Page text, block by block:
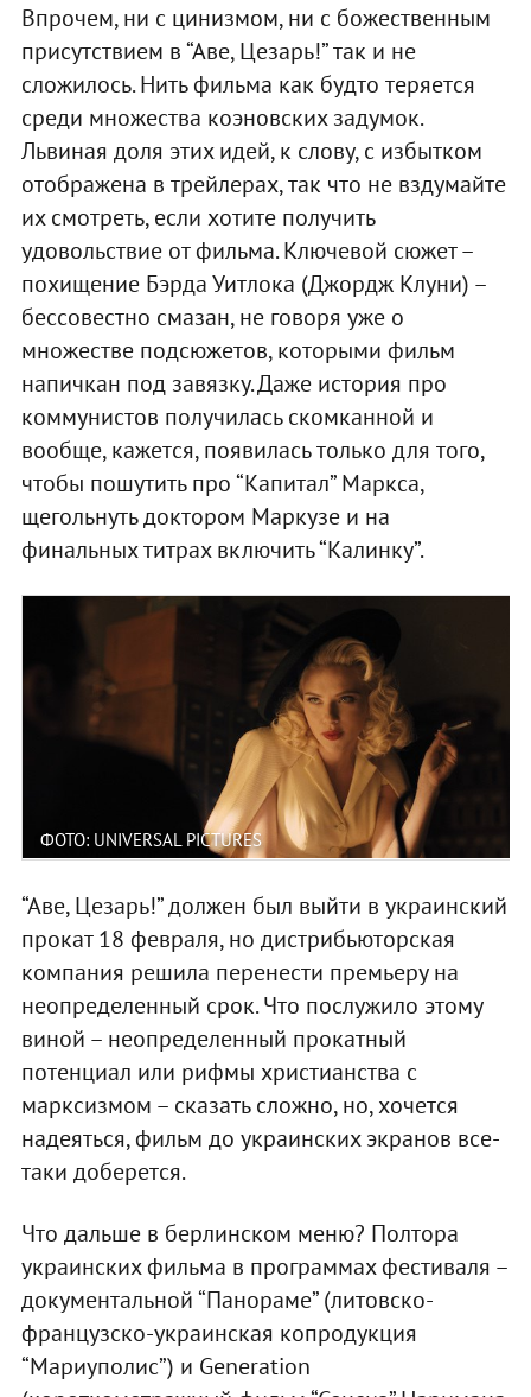
Впрочем, ни с цинизмом, ни с божественным
присутствием в “Аве, Цезарь!” так и не
сложилось. Нить фильма как будто теряется
среди множества коэновских задумок.
Львиная доля этих идей, к слову, с избытком
отображена в трейлерах, так что не вздумайте
их смотреть, если хотите получить
удовольствие от фильма. Ключевой сюжет –
похищение Бэрда Уитлока (Джордж Клуни) –
бессовестно смазан, не говоря уже о
множестве подсюжетов, которыми фильм
напичкан под завязку. Даже история про
коммунистов получилась скомканной и
вообще, кажется, появилась только для того,
чтобы пошутить про “Капитал” Маркса,
щегольнуть доктором Маркузе и на
финальных титрах включить “Калинку”.
ФОТО: UNIVERSAL PICTURES
“Аве, Цезарь!” должен был выйти в украинский
прокат 18 февраля, но дистрибьюторская
компания решила перенести премьеру на
неопределенный срок. Что послужило этому
виной – неопределенный прокатный
потенциал или рифмы христианства с
марксизмом – сказать сложно, но, хочется
надеяться, фильм до украинских экранов все-
таки доберется.
Что дальше в берлинском меню? Полтора
украинских фильма в программах фестиваля –
документальной “Панораме” (литовско-
французско-украинская копродукция
“Мариуполис”) и Generation